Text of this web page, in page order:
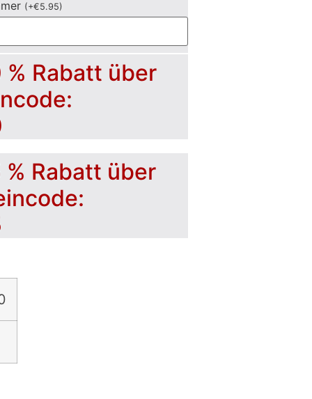
(+€5.95)
% Rabatt über
% Rabatt über